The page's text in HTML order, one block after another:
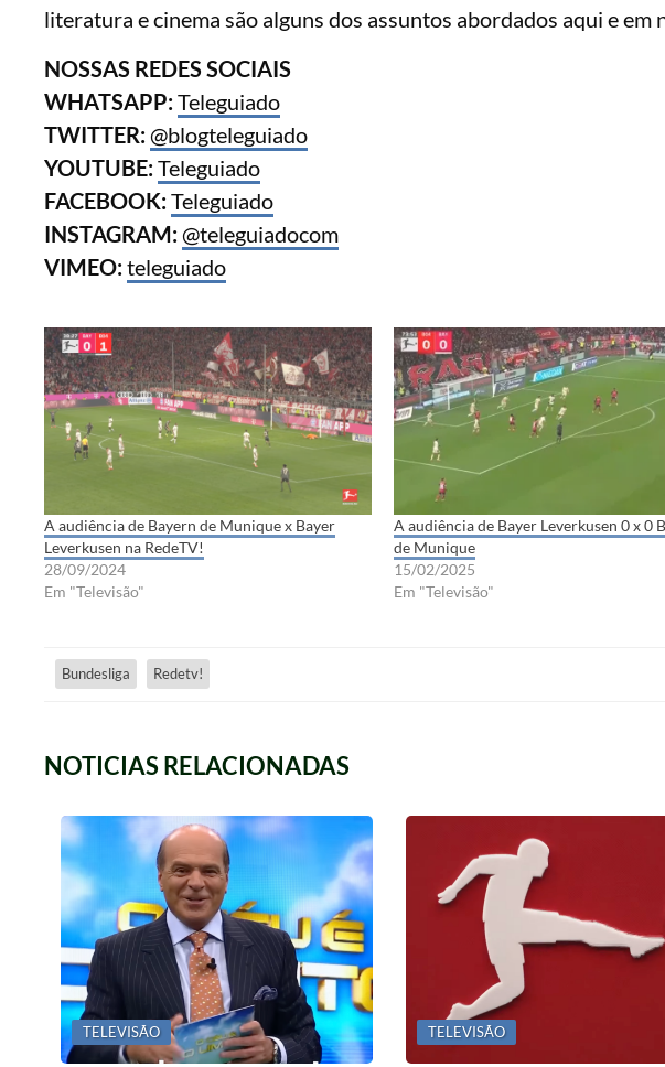
literatura e cinema são alguns dos assuntos abordados aqui e
NOSSAS REDES SOCIAIS
WHATSAPP:Teleguiado
TWITTER:@blogteleguiado
YOUTUBE:Teleguiado
FACEBOOK:Teleguiado
INSTAGRAM:@teleguiadocom
VIMEO:teleguiado
A audiência de Bayern de Munique x Bayer
Leverkusen na RedeTV!
28/09/2024
Em "Televisão"
A audiência de Bayer Leverkusen 0 x 0
de Munique
15/02/2025
Em "Televisão"
Bundesliga Redetv!
NOTICIAS RELACIONADAS
TELEVISÃO TELEVISÃO